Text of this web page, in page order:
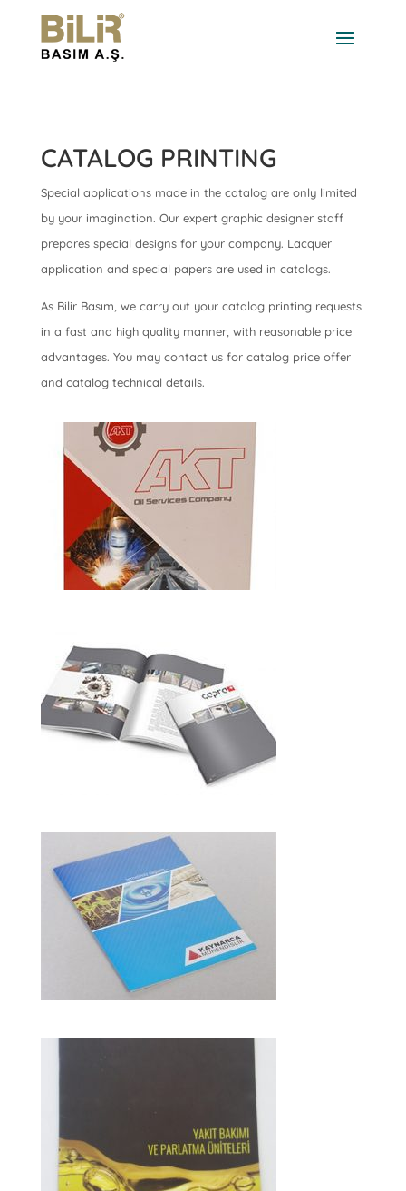
CATALOG PRINTING
Special applications made in the catalog are only limited
by your imagination. Our expert graphic designer staff
prepares special designs for your company. Lacquer
application and special papers are used in catalogs.
As Bilir Basım, we carry out your catalog printing requests
in a fast and high quality manner, with reasonable price
advantages. You may contact us for catalog price offer
and catalog technical details.